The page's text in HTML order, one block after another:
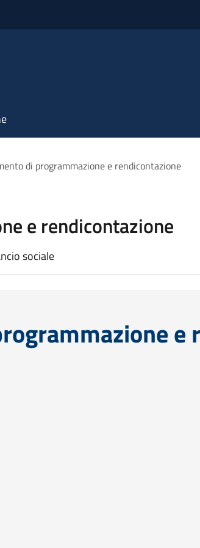
di programmazione e rendicontazione
e rendicontazione
sociale
e